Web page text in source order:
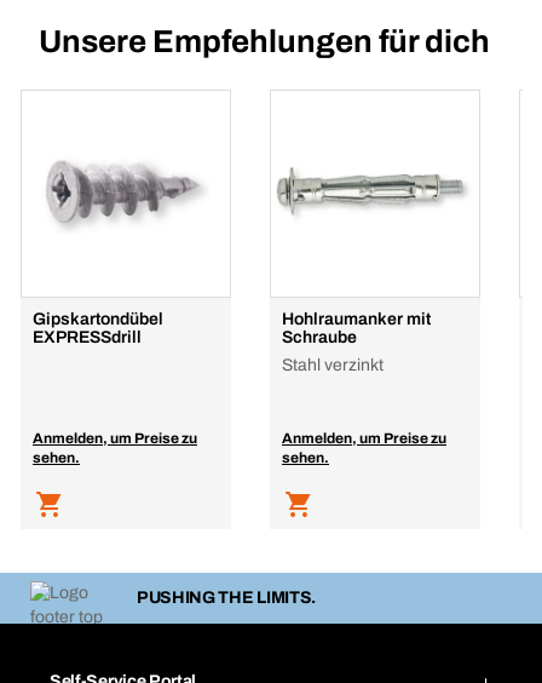
Unsere Empfehlungen für dich
Gipskartondübel
EXPRESSdrill
Anmelden, um Preise zu
sehen.
Hohlraumanker mit
Schraube
Stahl verzinkt
Anmelden, um Preise zu
sehen.
PUSHING THE LIMITS.